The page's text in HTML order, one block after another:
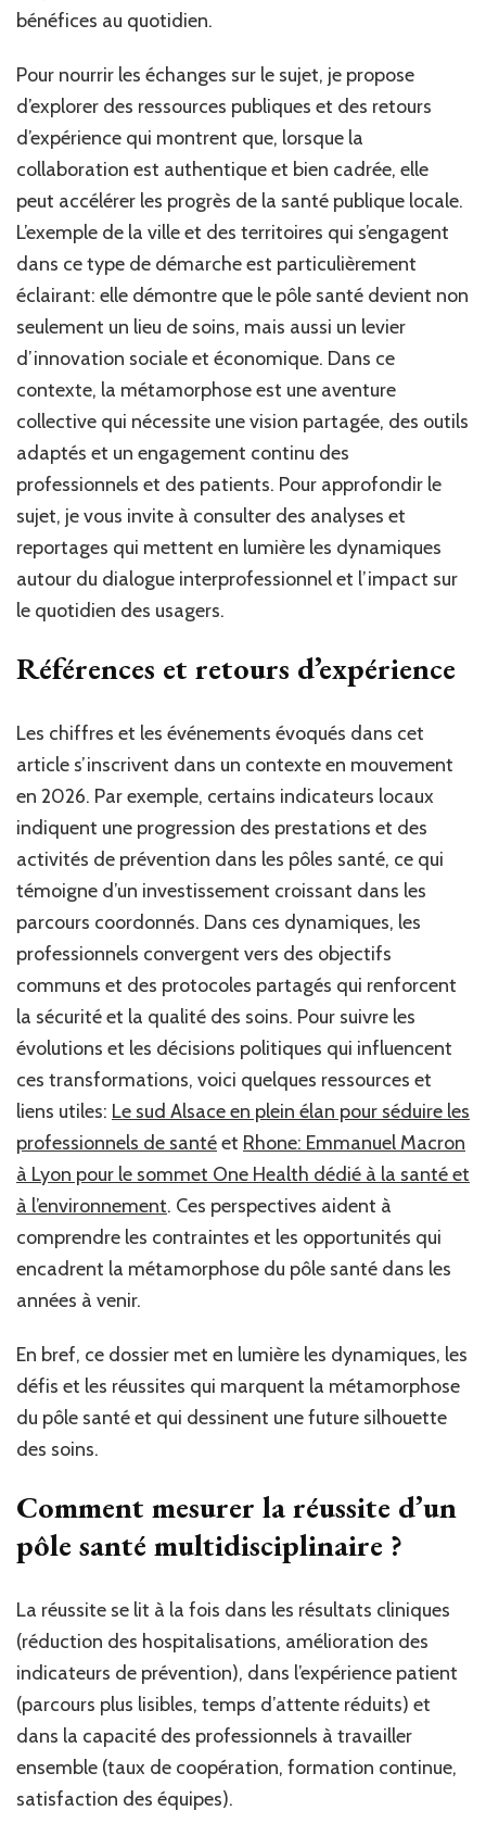
bénéfices au quotidien.
Pour nourrir les échanges sur le sujet, je propose
d’explorer des ressources publiques et des retours
d’expérience qui montrent que, lorsque la
collaboration est authentique et bien cadrée, elle
peut accélérer les progrès de la santé publique locale.
L’exemple de la ville et des territoires qui s’engagent
dans ce type de démarche est particulièrement
éclairant: elle démontre que le pôle santé devient non
seulement un lieu de soins, mais aussi un levier
d’innovation sociale et économique. Dans ce
contexte, la métamorphose est une aventure
collective qui nécessite une vision partagée, des outils
adaptés et un engagement continu des
professionnels et des patients. Pour approfondir le
sujet, je vous invite à consulter des analyses et
reportages qui mettent en lumière les dynamiques
autour du dialogue interprofessionnel et l’impact sur
le quotidien des usagers.
Références et retours d’expérience
Les chiffres et les événements évoqués dans cet
article s’inscrivent dans un contexte en mouvement
en 2026. Par exemple, certains indicateurs locaux
indiquent une progression des prestations et des
activités de prévention dans les pôles santé, ce qui
témoigne d’un investissement croissant dans les
parcours coordonnés. Dans ces dynamiques, les
professionnels convergent vers des objectifs
communs et des protocoles partagés qui renforcent
la sécurité et la qualité des soins. Pour suivre les
évolutions et les décisions politiques qui influencent
ces transformations, voici quelques ressources et
liens utiles: Le sud Alsace en plein élan pour séduire les
professionnels de santéet Rhone: Emmanuel Macron
à Lyon pour le sommet One Health dédié à la santé et
à l’environnement. Ces perspectives aident à
comprendre les contraintes et les opportunités qui
encadrent la métamorphose du pôle santé dans les
années à venir.
En bref, ce dossier met en lumière les dynamiques, les
défis et les réussites qui marquent la métamorphose
du pôle santé et qui dessinent une future silhouette
des soins.
Comment mesurer la réussite d’un
pôle santé multidisciplinaire ?
La réussite se lit à la fois dans les résultats cliniques
(réduction des hospitalisations, amélioration des
indicateurs de prévention), dans l’expérience patient
(parcours plus lisibles, temps d’attente réduits) et
dans la capacité des professionnels à travailler
ensemble (taux de coopération, formation continue,
satisfaction des équipes).